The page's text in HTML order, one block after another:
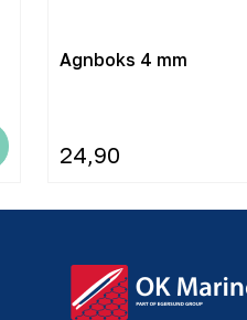
Agnboks 4 mm
24,90